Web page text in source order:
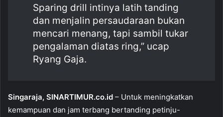
o
k
p
Sparing drill intinya latih tanding
dan menjalin persaudaraan bukan
mencari menang, tapi sambil tukar
pengalaman diatas ring,” ucap
Ryang Gaja.
Singaraja, SINARTIMUR.co.id – Untuk meningkatkan
kemampuan dan jam terbang bertanding petinju-